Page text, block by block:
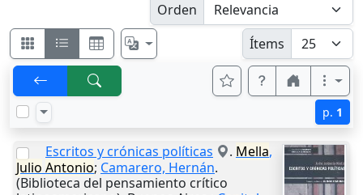
Orden
Ítems
p. 1
Escritos y crónicas políticas . Mella,
Julio Antonio; Camarero, Hernán.
(Biblioteca del pensamiento crítico